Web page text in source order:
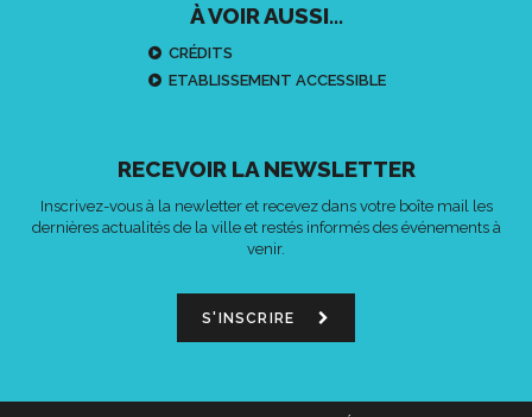
À VOIR AUSSI...
CRÉDITS
ETABLISSEMENT ACCESSIBLE
RECEVOIR LA NEWSLETTER
Inscrivez-vous à la newletter et recevez dans votre boîte mail les
dernières actualités de la ville et restés informés des événements à
venir.
S'INSCRIRE